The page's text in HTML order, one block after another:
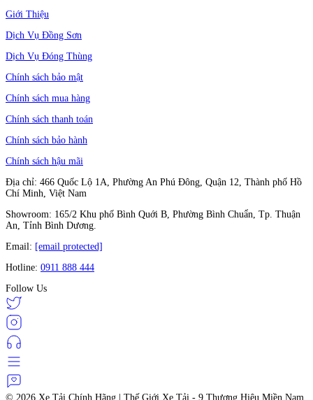
Giới Thiệu
Dịch Vụ Đồng Sơn
Dịch Vụ Đóng Thùng
Chính sách bảo mật
Chính sách mua hàng
Chính sách thanh toán
Chính sách bảo hành
Chính sách hậu mãi
Địa chỉ: 466 Quốc Lộ 1A, Phường An Phú Đông, Quận 12, Thành phố Hồ
Chí Minh, Việt Nam
Showroom: 165/2 Khu phố Bình Quới B, Phường Bình Chuẩn, Tp. Thuận
An, Tỉnh Bình Dương.
Email: [email protected]
Hotline: 0911 888 444
Follow Us
© 2026 Xe Tải Chính Hãng | Thế Giới Xe Tải - 9 Thương Hiệu Miền Nam